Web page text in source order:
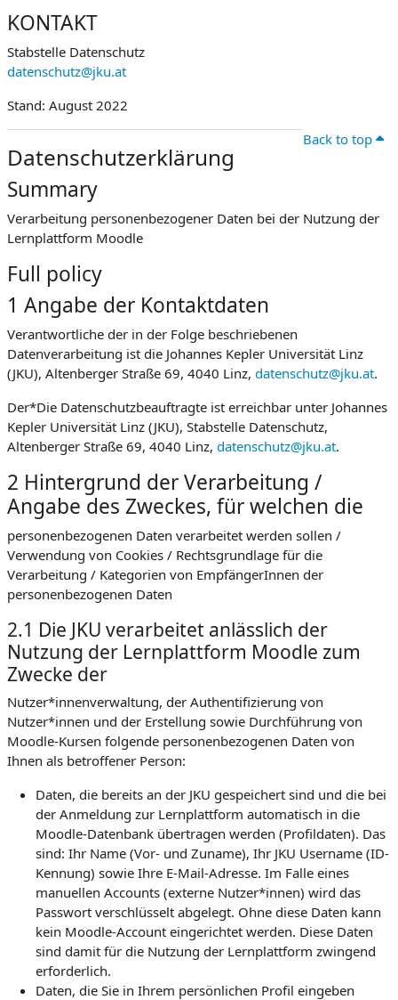
KONTAKT
Stabstelle Datenschutz
datenschutz@jku.at
Stand: August 2022
Back to top
Datenschutzerklärung
Summary
Verarbeitung personenbezogener Daten bei der Nutzung der
Lernplattform Moodle
Full policy
1 Angabe der Kontaktdaten
Verantwortliche der in der Folge beschriebenen
Datenverarbeitung ist die Johannes Kepler Universität Linz
(JKU), Altenberger Straße 69, 4040 Linz, datenschutz@jku.at.
Der*Die Datenschutzbeauftragte ist erreichbar unter Johannes
Kepler Universität Linz (JKU), Stabstelle Datenschutz,
Altenberger Straße 69, 4040 Linz, datenschutz@jku.at.
2 Hintergrund der Verarbeitung /
Angabe des Zweckes, für welchen die
personenbezogenen Daten verarbeitet werden sollen /
Verwendung von Cookies / Rechtsgrundlage für die
Verarbeitung / Kategorien von EmpfängerInnen der
personenbezogenen Daten
2.1 Die JKU verarbeitet anlässlich der
Nutzung der Lernplattform Moodle zum
Zwecke der
Nutzer*innenverwaltung, der Authentifizierung von
Nutzer*innen und der Erstellung sowie Durchführung von
Moodle-Kursen folgende personenbezogenen Daten von
Ihnen als betroffener Person:
Daten, die bereits an der JKU gespeichert sind und die bei
der Anmeldung zur Lernplattform automatisch in die
Moodle-Datenbank übertragen werden (Profildaten). Das
sind: Ihr Name (Vor- und Zuname), Ihr JKU Username (ID-
Kennung) sowie Ihre E-Mail-Adresse. Im Falle eines
manuellen Accounts (externe Nutzer*innen) wird das
Passwort verschlüsselt abgelegt. Ohne diese Daten kann
kein Moodle-Account eingerichtet werden. Diese Daten
sind damit für die Nutzung der Lernplattform zwingend
erforderlich.
Daten, die Sie in Ihrem persönlichen Profil eingeben